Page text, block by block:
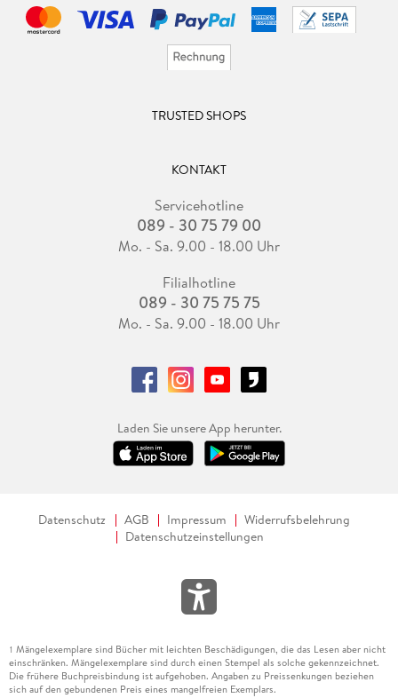
TRUSTED SHOPS
KONTAKT
Servicehotline
089 - 30 75 79 00
Mo. - Sa. 9.00 - 18.00 Uhr
Filialhotline
089 - 30 75 75 75
Mo. - Sa. 9.00 - 18.00 Uhr
Laden Sie unsere App herunter.
Datenschutz AGB Impressum
Widerrufsbelehrung
Datenschutzeinstellungen
1 Mängelexemplare sind Bücher mit leichten Beschädigungen, die das Lesen aber nicht
einschränken. Mängelexemplare sind durch einen Stempel als solche gekennzeichnet.
Die frühere Buchpreisbindung ist aufgehoben. Angaben zu Preissenkungen beziehen
sich auf den gebundenen Preis eines mangelfreien Exemplars.